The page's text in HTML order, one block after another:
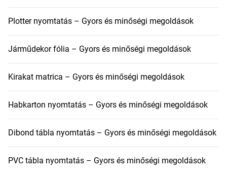
Plotter nyomtatás – Gyors és minőségi megoldások
Járműdekor fólia – Gyors és minőségi megoldások
Kirakat matrica – Gyors és minőségi megoldások
Habkarton nyomtatás – Gyors és minőségi megoldások
Dibond tábla nyomtatás – Gyors és minőségi megoldások
PVC tábla nyomtatás – Gyors és minőségi megoldások